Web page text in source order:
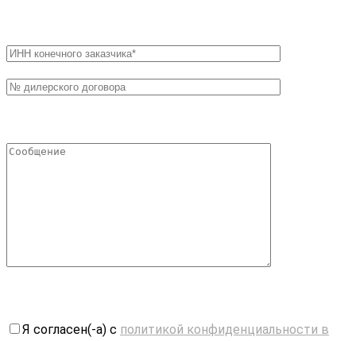
Я согласен(-а) с политикой конфиденциальности в